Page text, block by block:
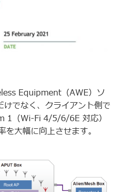
Equipment（AWE）ソ
でなく、クライアント側で
1（Wi-Fi 4/5/6/6E 対応）
大幅に向上させます。